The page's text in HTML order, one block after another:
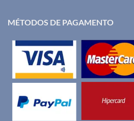
MÉTODOS DE PAGAMENTO